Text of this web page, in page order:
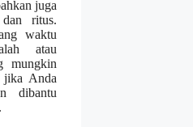
juga
ritus.
waktu
atau
mungkin
Anda
dibantu